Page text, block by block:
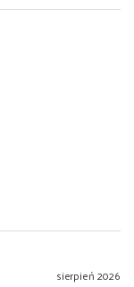
sierpień 2026